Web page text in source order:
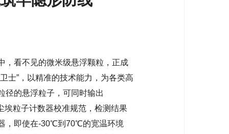
，看不见的微米级悬浮颗粒，正成
士”，以精准的技术能力，为各类高
径的悬浮粒子，可同时输出
埃粒子计数器校准规范，检测结果
，即使在-30℃到70℃的宽温环境